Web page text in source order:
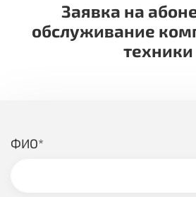
Заявка на
обслуживание
техники
ФИО*